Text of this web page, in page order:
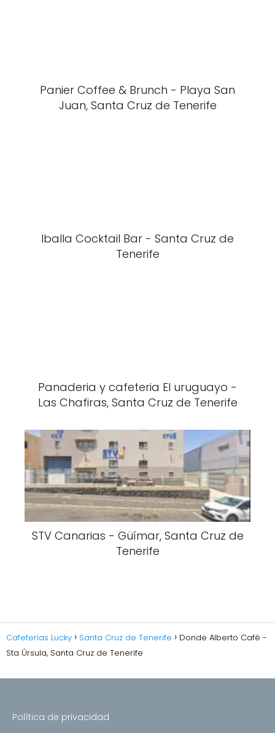
Panier Coffee & Brunch - Playa San
Juan, Santa Cruz de Tenerife
Iballa Cocktail Bar - Santa Cruz de
Tenerife
Panaderia y cafeteria El uruguayo -
Las Chafiras, Santa Cruz de Tenerife
STV Canarias - Güímar, Santa Cruz de
Tenerife
Cafeterías Lucky Santa Cruz de Tenerife
Donde Alberto Café -
Sta Úrsula, Santa Cruz de Tenerife
Política de privacidad